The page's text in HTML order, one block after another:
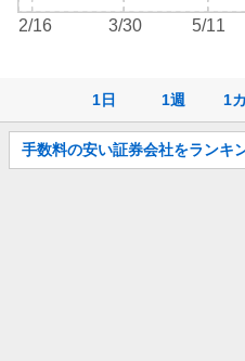
1日 1週 1
2/16 3/30 5/11
お
知
手数料の安い証券会社をランキ